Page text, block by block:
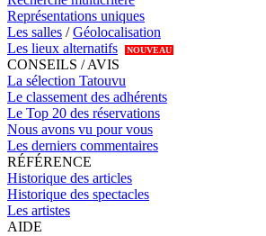
Représentations uniques
Les salles /Géolocalisation
Les lieux alternatifs
NOUVEAU
CONSEILS / AVIS
La sélection Tatouvu
Le classement des adhérents
Le Top 20 des réservations
Nous avons vu pour vous
Les derniers commentaires
RÉFÉRENCE
Historique des articles
Historique des spectacles
Les artistes
AIDE